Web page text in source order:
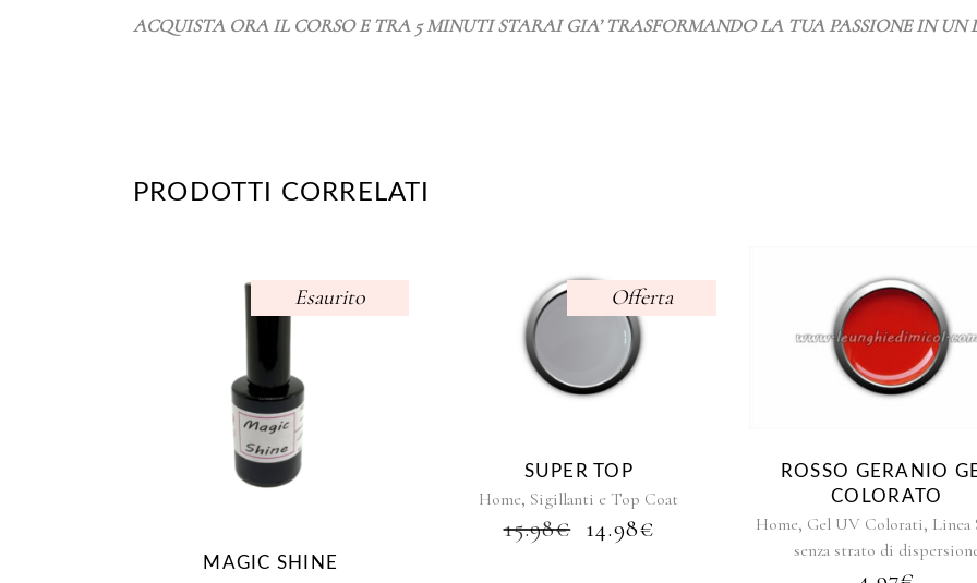
ACQUISTA ORA IL CORSO E TRA 5 MINUTI STARAI GIA’ TRASFORMANDO LA TUA PASSIONE IN UN
PRODOTTI CORRELATI
Esaurito
MAGIC SHINE
Offerta
SUPER TOP
Home, Sigillanti e Top Coat
15.98€ IL
PREZZO
14.98€IL
Questo
prodotto
ha
opzioni
possono
essere
scelte
ROSSO GERANIO
COLORATO
Home, Gel UV Colorati, Linea
senza strato di